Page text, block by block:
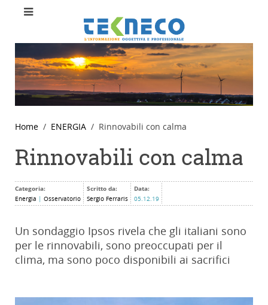
Home ENERGIA Rinnovabili con calma
Rinnovabili con calma
Categoria:
Energia Osservatorio
Scritto da:
Sergio Ferraris
Data:
05.12.19
Un sondaggio Ipsos rivela che gli italiani sono
per le rinnovabili, sono preoccupati per il
clima, ma sono poco disponibili ai sacrifici